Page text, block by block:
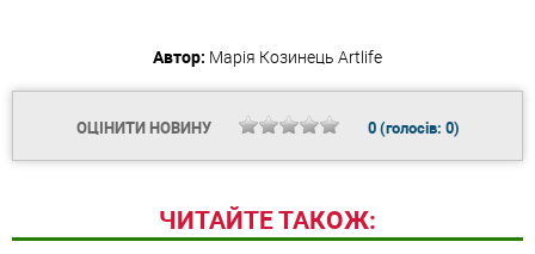
Автор: Марія Козинець Artlife
ОЦІНИТИ НОВИНУ 0(голосів: 0)
ЧИТАЙТЕ ТАКОЖ: